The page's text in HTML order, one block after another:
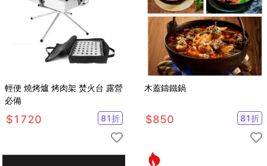
輕便 燒烤爐 烤肉架 焚火台 露營
必備
$1720 81折
木蓋鑄鐵鍋
$850 81折